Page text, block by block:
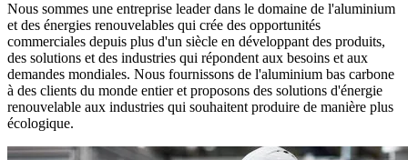
Nous sommes une entreprise leader dans le domaine de l'aluminium
et des énergies renouvelables qui crée des opportunités
commerciales depuis plus d'un siècle en développant des produits,
des solutions et des industries qui répondent aux besoins et aux
demandes mondiales. Nous fournissons de l'aluminium bas carbone
à des clients du monde entier et proposons des solutions d'énergie
renouvelable aux industries qui souhaitent produire de manière plus
écologique.